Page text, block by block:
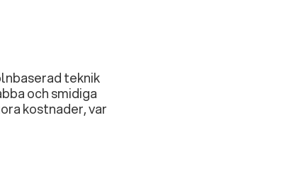
teknik
och smidiga
kostnader, var